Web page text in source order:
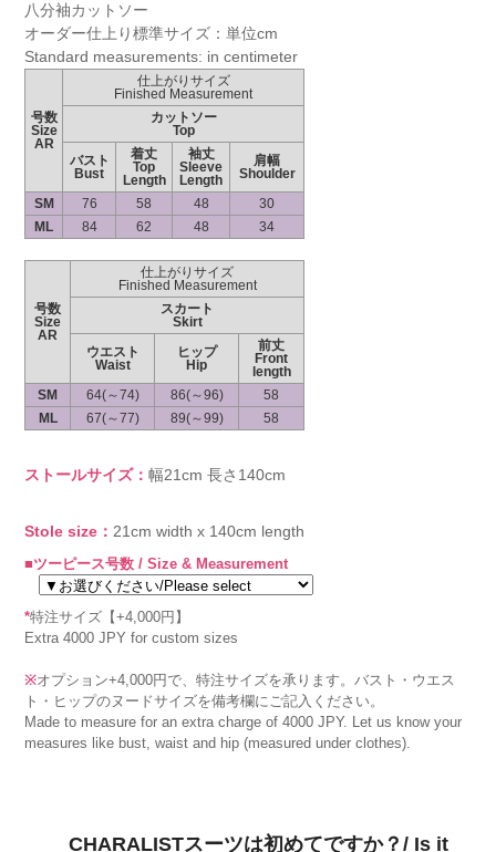
八分袖カットソー
オーダー仕上り標準サイズ：単位cm
Standard measurements: in centimeter
号数
Size
AR
仕上がりサイズ
Finished Measurement
カットソー
Top
バスト
Bust
着丈
Top
Length
袖丈
Sleeve
Length
肩幅
Shoulder
SM
76 58 48
30
ML
84 62 48 34
号数
Size
AR
仕上がりサイズ
Finished Measurement
スカート
Skirt
ウエスト
Waist
ヒップ
Hip
前丈
Front
length
SM
64(～74) 86(～96)
58
ML
67(～77) 89(～99) 58
ストールサイズ：幅21cm 長さ140cm
Stole size： 21cm width x 140cm length
■ツーピース号数 / Size & Measurement
*特注サイズ【+4,000円】
Extra 4000 JPY for custom sizes
※オプション+4,000円で、特注サイズを承ります。バスト・ウエス
ト・ヒップのヌードサイズを備考欄にご記入ください。
Made to measure for an extra charge of 4000 JPY. Let us know your
measures like bust, waist and hip (measured under clothes).
CHARALISTスーツは初めてですか？/ Is it